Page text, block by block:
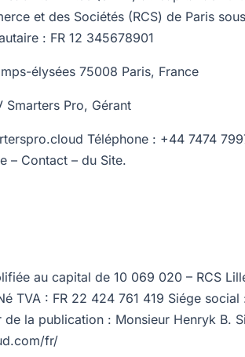
et des Sociétés (RCS) de Paris
: FR 12 345678901
élysées 75008 Paris, France
Smarters Pro, Gérant
Téléphone : +44 7474
– Contact – du Site.
au capital de 10 069 020 – RCS
TVA : FR 22 424 761 419 Siége social
de la publication : Monsieur Henryk B.
fr/